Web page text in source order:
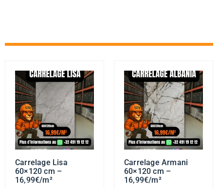
Carrelage Lisa
60×120 cm –
16,99€/m²
Carrelage Armani
60×120 cm –
16,99€/m²